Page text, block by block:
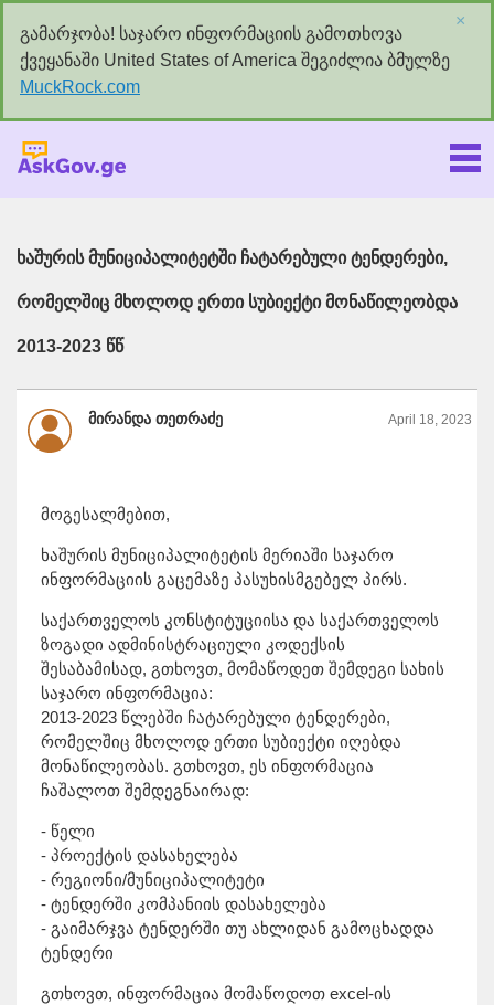
გამარჯობა! საჯარო ინფორმაციის გამოთხოვა
ქვეყანაში United States of America შეგიძლია ბმულზე
MuckRock.com
×
ხაშურის მუნიციპალიტეტში ჩატარებული ტენდერები,
რომელშიც მხოლოდ ერთი სუბიექტი მონაწილეობდა
2013-2023 წწ
მირანდა თეთრაძე April 18, 2023
მოგესალმებით,
ხაშურის მუნიციპალიტეტის მერიაში საჯარო
ინფორმაციის გაცემაზე პასუხისმგებელ პირს.
საქართველოს კონსტიტუციისა და საქართველოს
ზოგადი ადმინისტრაციული კოდექსის
შესაბამისად, გთხოვთ, მომაწოდეთ შემდეგი სახის
საჯარო ინფორმაცია:
2013-2023 წლებში ჩატარებული ტენდერები,
რომელშიც მხოლოდ ერთი სუბიექტი იღებდა
მონაწილეობას. გთხოვთ, ეს ინფორმაცია
ჩაშალოთ შემდეგნაირად:
- წელი
- პროექტის დასახელება
- რეგიონი/მუნიციპალიტეტი
- ტენდერში კომპანიის დასახელება
- გაიმარჯვა ტენდერში თუ ახლიდან გამოცხადდა
ტენდერი
გთხოვთ, ინფორმაცია მომაწოდოთ excel-ის